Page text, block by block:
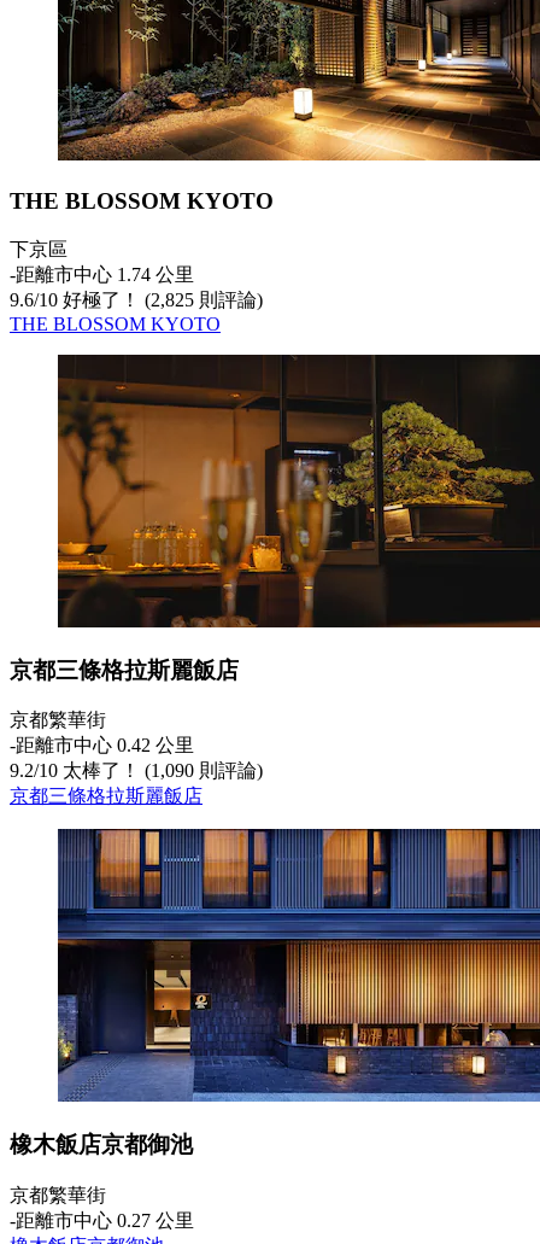
THE BLOSSOM KYOTO
下京區
‐距離市中心 1.74 公里
9.6/10 好極了！ (2,825 則評論)
THE BLOSSOM KYOTO
京都三條格拉斯麗飯店
京都繁華街
‐距離市中心 0.42 公里
9.2/10 太棒了！ (1,090 則評論)
京都三條格拉斯麗飯店
橡木飯店京都御池
京都繁華街
‐距離市中心 0.27 公里